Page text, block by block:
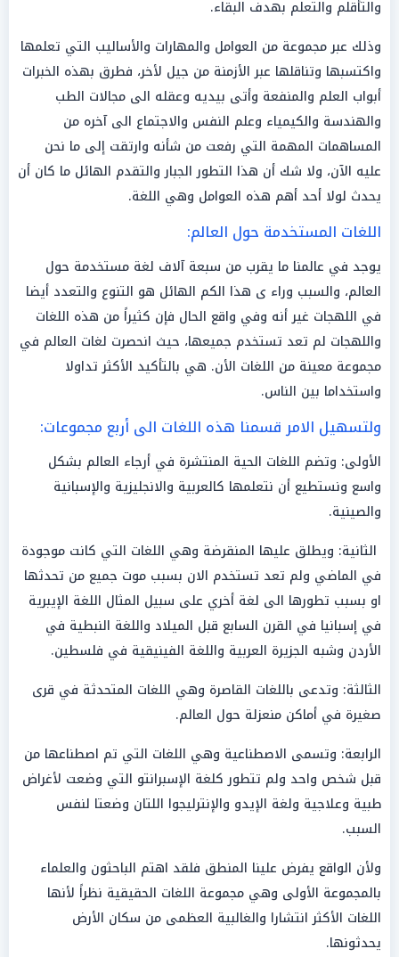
والتأقلم والتعلم بهدف البقاء.
وذلك عبر مجموعة من العوامل والمهارات والأساليب التي تعلمها
واكتسبها وتناقلها عبر الأزمنة من جيل لأخر، فطرق بهذه الخبرات
أبواب العلم والمنفعة وأتى بيديه وعقله الى مجالات الطب
والهندسة والكيمياء وعلم النفس والاجتماع الى آخره من
المساهمات المهمة التي رفعت من شأنه وارتقت إلى ما نحن
عليه الآن، ولا شك أن هذا التطور الجبار والتقدم الهائل ما كان أن
يحدث لولا أحد أهم هذه العوامل وهي اللغة.
اللغات المستخدمة حول العالم:
يوجد في عالمنا ما يقرب من سبعة آلاف لغة مستخدمة حول
العالم، والسبب وراء ى هذا الكم الهائل هو التنوع والتعدد أيضا
في اللهجات غير أنه وفي واقع الحال فإن كثيراً من هذه اللغات
واللهجات لم تعد تستخدم جميعها، حيث انحصرت لغات العالم في
مجموعة معينة من اللغات الأن. هي بالتأكيد الأكثر تداولا
واستخداما بين الناس.
ولتسهيل الامر قسمنا هذه اللغات الى أربع مجموعات:
الأولى: وتضم اللغات الحية المنتشرة في أرجاء العالم بشكل
واسع ونستطيع أن نتعلمها كالعربية والانجليزية والإسبانية
والصينية.
الثانية: ويطلق عليها المنقرضة وهي اللغات التي كانت موجودة
في الماضي ولم تعد تستخدم الان بسبب موت جميع من تحدثها
او بسبب تطورها الى لغة أخري على سبيل المثال اللغة الإيبرية
في إسبانيا في القرن السابع قبل الميلاد واللغة النبطية في
الأردن وشبه الجزيرة العربية واللغة الفينيقية في فلسطين.
الثالثة: وتدعى باللغات القاصرة وهي اللغات المتحدثة في قرى
صغيرة في أماكن منعزلة حول العالم.
الرابعة: وتسمى الاصطناعية وهي اللغات التي تم اصطناعها من
قبل شخص واحد ولم تتطور كلغة الإسبرانتو التي وضعت لأغراض
طبية وعلاجية ولغة الإيدو والإنترليجوا اللتان وضعتا لنفس
السبب.
ولأن الواقع يفرض علينا المنطق فلقد اهتم الباحثون والعلماء
بالمجموعة الأولى وهي مجموعة اللغات الحقيقية نظراً لأنها
اللغات الأكثر انتشارا والغالبية العظمى من سكان الأرض
يحدثونها.